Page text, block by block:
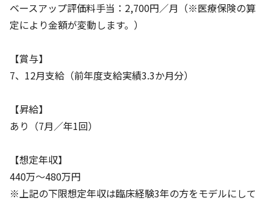
ベースアップ評価料手当：2,700円／月（※医療保険の算
定により金額が変動します。）
【賞与】
7、12月支給（前年度支給実績3.3か月分）
【昇給】
あり（7月／年1回）
【想定年収】
440万～480万円
※上記の下限想定年収は臨床経験3年の方をモデルにして